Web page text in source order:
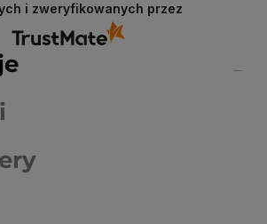
usług. Mamy nadzieję, że już
Twoim wymaganiom i wrócisz
i zweryfikowanych przez